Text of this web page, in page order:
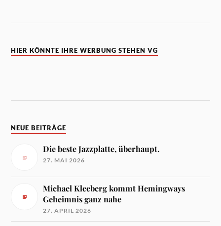
HIER KÖNNTE IHRE WERBUNG STEHEN VG
NEUE BEITRÄGE
Die beste Jazzplatte, überhaupt.
27. MAI 2026
Michael Kleeberg kommt Hemingways
Geheimnis ganz nahe
27. APRIL 2026